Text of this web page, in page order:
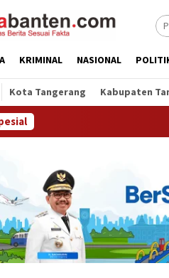
KRIMINAL NASIONAL
Kota Tangerang Kabupaten